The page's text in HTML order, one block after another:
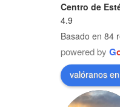
Centro de
4.9
Basado en 84
powered by G
valóranos en